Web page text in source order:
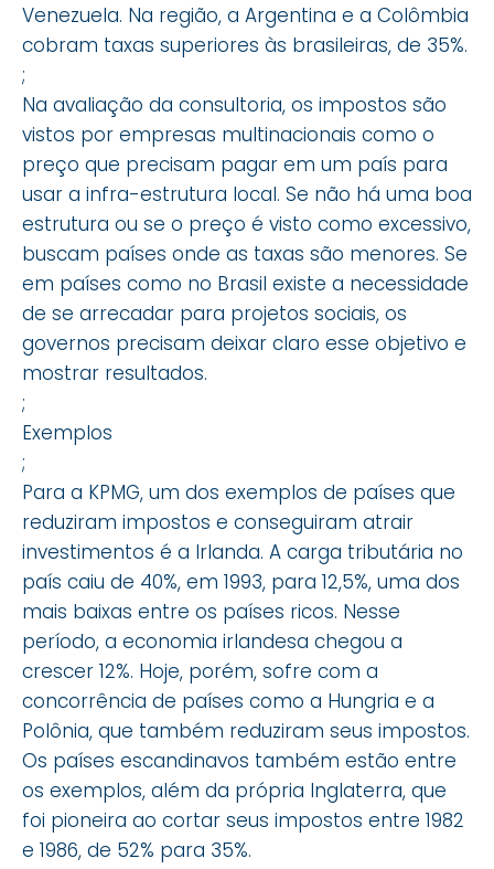
Venezuela. Na região, a Argentina e a Colômbia
cobram taxas superiores às brasileiras, de 35%.
;
Na avaliação da consultoria, os impostos são
vistos por empresas multinacionais como o
preço que precisam pagar em um país para
usar a infra-estrutura local. Se não há uma boa
estrutura ou se o preço é visto como excessivo,
buscam países onde as taxas são menores. Se
em países como no Brasil existe a necessidade
de se arrecadar para projetos sociais, os
governos precisam deixar claro esse objetivo e
mostrar resultados.
;
Exemplos
;
Para a KPMG, um dos exemplos de países que
reduziram impostos e conseguiram atrair
investimentos é a Irlanda. A carga tributária no
país caiu de 40%, em 1993, para 12,5%, uma dos
mais baixas entre os países ricos. Nesse
período, a economia irlandesa chegou a
crescer 12%. Hoje, porém, sofre com a
concorrência de países como a Hungria e a
Polônia, que também reduziram seus impostos.
Os países escandinavos também estão entre
os exemplos, além da própria Inglaterra, que
foi pioneira ao cortar seus impostos entre 1982
e 1986, de 52% para 35%.